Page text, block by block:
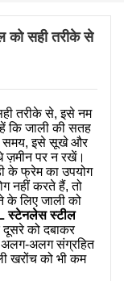
को सही तरीके से
तरीके से, इसे नम
कि जाली की सतह
समय, इसे सूखे और
ज़मीन पर न रखें।
के फ्रेम का उपयोग
नहीं करते हैं, तो
लिए जाली को
स्टेनलेस स्टील
दूसरे को दबाकर
अलग संग्रहित
खरोंच को भी कम